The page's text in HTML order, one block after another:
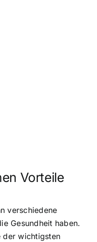
Vorteile
verschiedene
Gesundheit haben.
der wichtigsten